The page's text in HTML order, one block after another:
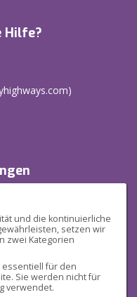
und die kontinuierliche
setzen wir
zwei Kategorien
essentiell für den
Sie werden nicht für
verwendet.
Hilfe?
)